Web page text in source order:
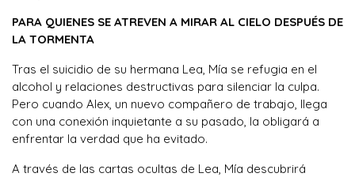
PARA QUIENES SE ATREVEN A MIRAR AL CIELO DESPUÉS DE
LA TORMENTA
Tras el suicidio de su hermana Lea, Mía se refugia en el
alcohol y relaciones destructivas para silenciar la culpa.
Pero cuando Alex, un nuevo compañero de trabajo, llega
con una conexión inquietante a su pasado, la obligará a
enfrentar la verdad que ha evitado.
A través de las cartas ocultas de Lea, Mía descubrirá